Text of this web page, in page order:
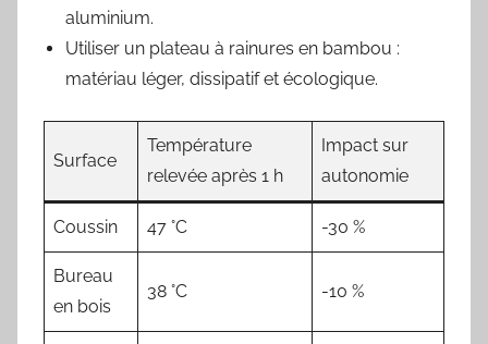
aluminium.
Utiliser un plateau à rainures en bambou :
matériau léger, dissipatif et écologique.
Surface
Température
relevée après 1 h
Impact sur
autonomie
Coussin 47 °C -30 %
Bureau
en bois
38 °C -10 %